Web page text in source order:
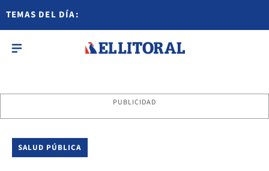
TEMAS DEL DÍA:
PUBLICIDAD
SALUD PÚBLICA